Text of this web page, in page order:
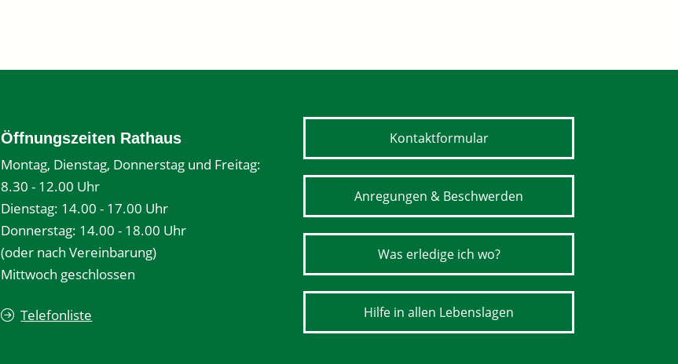
Öffnungszeiten Rathaus
Montag, Dienstag, Donnerstag und Freitag:
8.30 - 12.00 Uhr
Dienstag: 14.00 - 17.00 Uhr
Donnerstag: 14.00 - 18.00 Uhr
(oder nach Vereinbarung)
Mittwoch geschlossen
Telefonliste
Kontaktformular
Anregungen & Beschwerden
Was erledige ich wo?
Hilfe in allen Lebenslagen